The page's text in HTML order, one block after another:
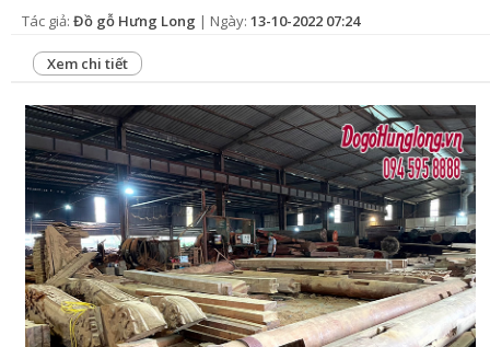
Tác giả: Đồ gỗ Hưng Long | Ngày: 13-10-2022 07:24
Xem chi tiết